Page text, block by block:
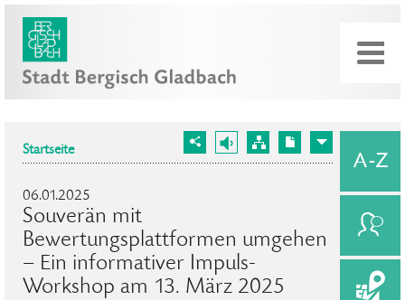
Startseite
06.01.2025
Souverän mit
Bewertungsplattformen umgehen
– Ein informativer Impuls-
Workshop am 13. März 2025